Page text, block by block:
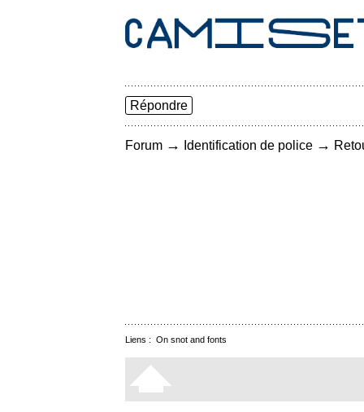
Répondre
Forum → Identification de police →
Liens : On snot and fonts